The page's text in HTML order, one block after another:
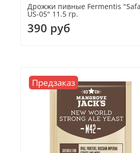
Дрожжи пивные Fermentis
US-05" 11.5 гр.
390 руб
Предзаказ